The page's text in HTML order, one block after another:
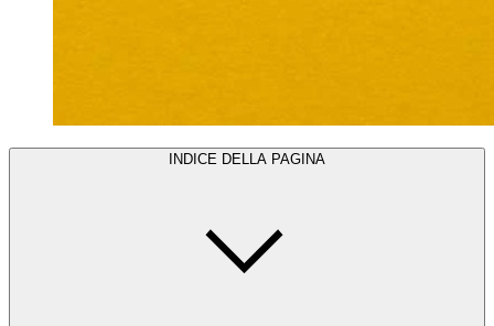
INDICE DELLA PAGINA